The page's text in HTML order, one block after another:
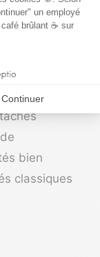
to-do
gérer vos
en
bien
classiques